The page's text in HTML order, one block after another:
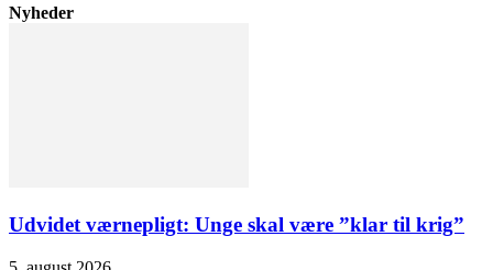
Nyheder
Udvidet værnepligt: Unge skal være ”klar til krig”